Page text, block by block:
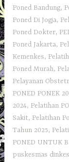
Poned Bandung,
Poned Di Jogja,
Poned Dokter,
Poned Jakarta,
Kemenkes,
Poned Murah,
Pelayanan
PONED PONEK
2024, Pelatihan
Sakit, Pelatihan
Tahun 2025,
PONED UNTUK
puskesmas dinkes